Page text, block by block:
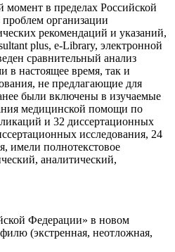
в пределах Российской
организации
рекомендаций и указаний,
plus, e-Library, электронной
сравнительный анализ
настоящее время, так и
не предлагающие для
были включены в изучаемые
медицинской помощи по
и 32 диссертационных
исследования, 24
имели полнотекстовое
аналитический,
Федерации» в новом
(экстренная, неотложная,